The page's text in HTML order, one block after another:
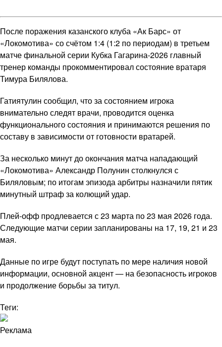
После поражения казанского клуба «Ак Барс» от
«Локомотива» со счётом 1:4 (1:2 по периодам) в третьем
матче финальной серии Кубка Гагарина-2026 главный
тренер команды прокомментировал состояние вратаря
Тимура Билялова.
Гатиятулин сообщил, что за состоянием игрока
внимательно следят врачи, проводится оценка
функционального состояния и принимаются решения по
составу в зависимости от готовности вратарей.
За несколько минут до окончания матча нападающий
«Локомотива» Александр Полунин столкнулся с
Биляловым; по итогам эпизода арбитры назначили пятик
минутный штраф за колющий удар.
Плей-офф продлевается с 23 марта по 23 мая 2026 года.
Следующие матчи серии запланированы на 17, 19, 21 и 23
мая.
Данные по игре будут поступать по мере наличия новой
информации, основной акцент — на безопасность игроков
и продолжение борьбы за титул.
Теги:
Реклама